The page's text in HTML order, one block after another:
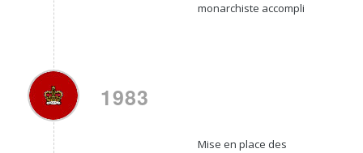
monarchiste accompli
1983
Mise en place des